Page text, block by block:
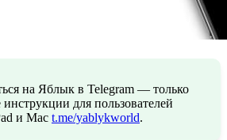
на Яблык в Telegram — только
для пользователей
и Mac t.me/yablykworld.